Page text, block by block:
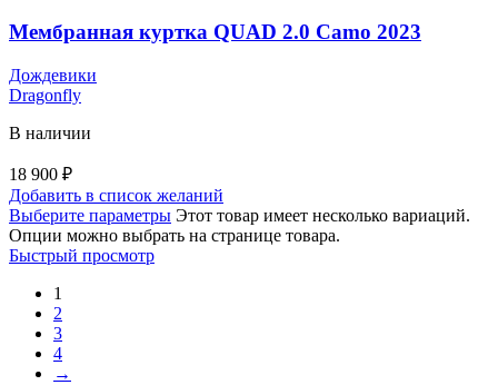
Мембранная куртка QUAD 2.0 Camo 2023
Дождевики
Dragonfly
В наличии
18 900 ₽
Добавить в список желаний
Выберите параметры Этот товар имеет несколько вариаций.
Опции можно выбрать на странице товара.
Быстрый просмотр
1
2
3
4
→